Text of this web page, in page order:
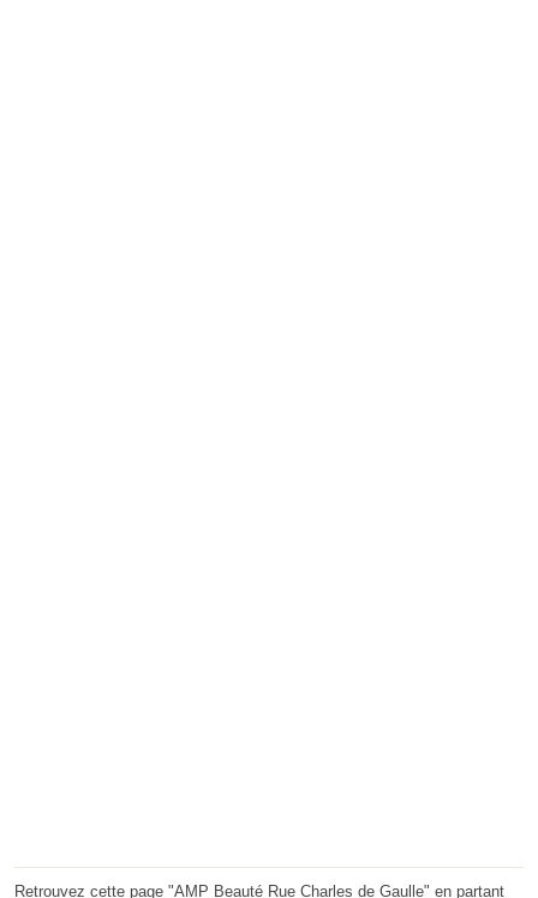
Retrouvez cette page "AMP Beauté Rue Charles de Gaulle" en partant